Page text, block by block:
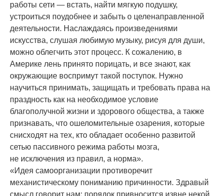
работы сети — встать, найти мягкую подушку,
устроиться поудобнее и забыть о целенаправленной
деятельности. Наслаждаясь произведениями
искусства, слушая любимую музыку, рисуя для души,
можно облегчить этот процесс. К сожалению, в
Америке лень принято порицать, и все знают, как
окружающие воспримут такой поступок. Нужно
научиться принимать, защищать и требовать права на
праздность как на необходимое условие
благополучной жизни и здорового общества, а также
признавать, что ошеломительные озарения, которые
снисходят на тех, кто обладает особенно развитой
сетью пассивного режима работы мозга,
не исключения из правил, а норма».
«Идея самоорганизации противоречит
механистическому пониманию причинности. Здравый
смысл говорит нам: порядок привносится извне некой